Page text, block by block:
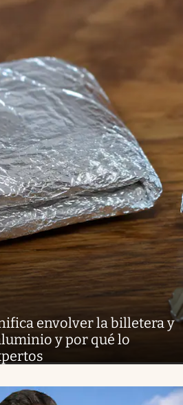
envolver la billetera y
y por qué lo